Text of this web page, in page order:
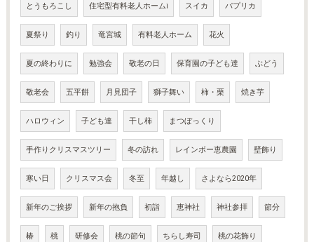
とうもろこし 住宅型有料老人ホームi スイカ パプリカ
夏祭り 釣り 竜宮城 有料老人ホーム 花火
夏の終わりに 勉強会 敬老の日 保育園の子ども達 ぶどう
敬老会 五平餅 月見団子 獅子舞い 柿・栗 焼き芋
ハロウィン 子ども達 干し柿 まつぼっくり
手作りクリスマスツリー 冬の訪れ レインボー恵農園 壁飾り
寒い日 クリスマス会 冬至 年越し さよなら2020年
新年のご挨拶 新年の抱負 初詣 恵神社 神社参拝 節分
椿 桃 研修会 桃の節句 ちらし寿司 桃の花飾り